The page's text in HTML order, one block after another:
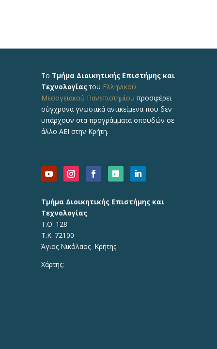
Το Τμήμα Διοικητικής Επιστήμης και
Τεχνολογίαςτου Ελληνικού
Μεσογειακού Πανεπιστημίου προσφέρει
σύγχρονα γνωστικά αντικείμενα που δεν
υπάρχουν στα προγράμματα σπουδών σε
άλλο ΑΕΙ στην Κρήτη.
Τμήμα Διοικητικής Επιστήμης και
Τεχνολογίας
Τ.Θ. 128
Τ.Κ. 72100
Άγιος Νικόλαος Κρήτης
Χάρτης: